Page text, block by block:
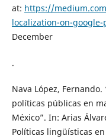
at: https://
localization-on-google-
December
.
Nava López,
políticas públicas en
México”. In: Arias
Políticas lingüísticas